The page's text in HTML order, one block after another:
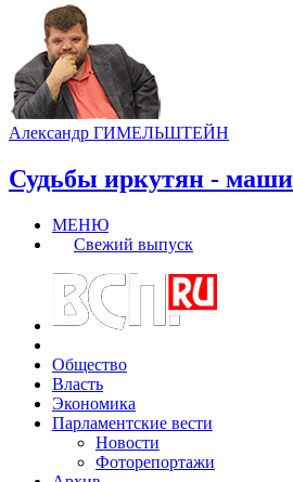
Александр ГИМЕЛЬШТЕЙН
Судьбы иркутян -
МЕНЮ
Свежий выпуск
Общество
Власть
Экономика
Парламентские вести
Новости
Фоторепортажи